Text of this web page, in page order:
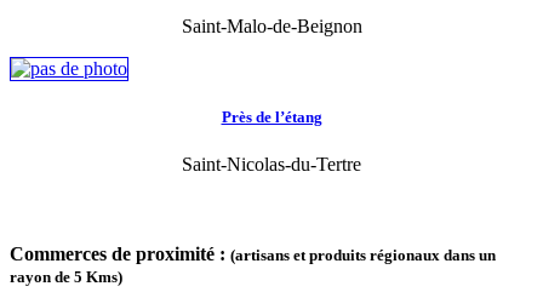
Saint-Malo-de-Beignon
Près de l’étang
Saint-Nicolas-du-Tertre
Commerces de proximité : (artisans et produits régionaux dans un
rayon de 5 Kms)